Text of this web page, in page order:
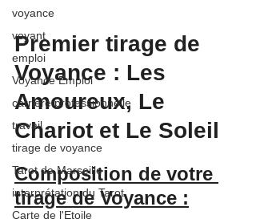
voyance
voyant
emploi
Voyance Emploi
carrière professionnelle
travail
tirage de voyance
Tarot de Marseille
interprétation du Tarot
Carte de l'Etoile
Premier tirage de
Voyance : Les
Amoureux, Le
Chariot et Le Soleil
Composition de votre
tirage de Voyance :